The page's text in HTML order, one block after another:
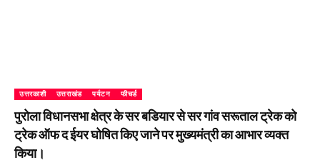
उत्तरकाशी उत्तराखंड पर्यटन फीचर्ड
पुरोला विधानसभा क्षेत्र के सर बडियार से सर गांव सरूताल ट्रेक को
ट्रेक ऑफ द ईयर घोषित किए जाने पर मुख्यमंत्री का आभार व्यक्त
किया।